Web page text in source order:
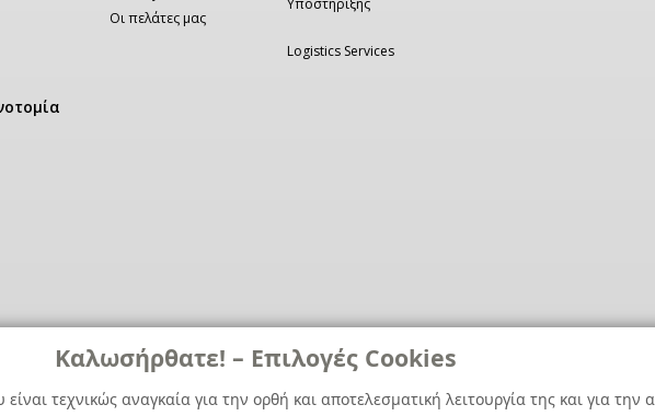
Καλωσήρθατε! – Επιλογές Cookies
τεχνικώς αναγκαία για την ορθή και αποτελεσματική λειτουργία της και για
Οι πελάτες μας
Υποστήριξης
Logistics Services